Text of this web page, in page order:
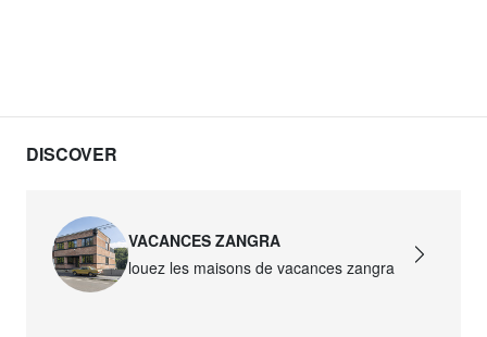
DISCOVER
VACANCES ZANGRA
louez les maisons de vacances zangra